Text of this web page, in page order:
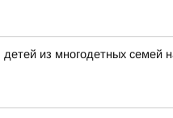
из многодетных семей